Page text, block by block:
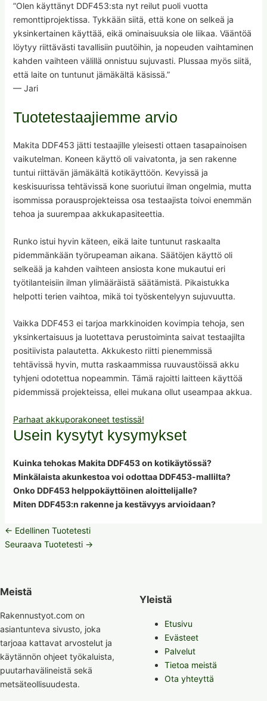
”Olen käyttänyt DDF453:sta nyt reilut puoli vuotta
remonttiprojektissa. Tykkään siitä, että kone on selkeä ja
yksinkertainen käyttää, eikä ominaisuuksia ole liikaa. Vääntöä
löytyy riittävästi tavallisiin puutöihin, ja nopeuden vaihtaminen
kahden vaihteen välillä onnistuu sujuvasti. Plussaa myös siitä,
että laite on tuntunut jämäkältä käsissä.”
— Jari
Tuotetestaajiemme arvio
Makita DDF453 jätti testaajille yleisesti ottaen tasapainoisen
vaikutelman. Koneen käyttö oli vaivatonta, ja sen rakenne
tuntui riittävän jämäkältä kotikäyttöön. Kevyissä ja
keskisuurissa tehtävissä kone suoriutui ilman ongelmia, mutta
isommissa porausprojekteissa osa testaajista toivoi enemmän
tehoa ja suurempaa akkukapasiteettia.
Runko istui hyvin käteen, eikä laite tuntunut raskaalta
pidemmänkään työrupeaman aikana. Säätöjen käyttö oli
selkeää ja kahden vaihteen ansiosta kone mukautui eri
työtilanteisiin ilman ylimääräistä säätämistä. Pikaistukka
helpotti terien vaihtoa, mikä toi työskentelyyn sujuvuutta.
Vaikka DDF453 ei tarjoa markkinoiden kovimpia tehoja, sen
yksinkertaisuus ja luotettava perustoiminta saivat testaajilta
positiivista palautetta. Akkukesto riitti pienemmissä
tehtävissä hyvin, mutta raskaammissa ruuvaustöissä akku
tyhjeni odotettua nopeammin. Tämä rajoitti laitteen käyttöä
pidemmissä projekteissa, ellei mukana ollut useampaa akkua.
Parhaat akkuporakoneet testissä!
Usein kysytyt kysymykset
Kuinka tehokas Makita DDF453 on kotikäytössä?
Minkälaista akunkestoa voi odottaa DDF453-mallilta?
Onko DDF453 helppokäyttöinen aloittelijalle?
Miten DDF453:n rakenne ja kestävyys arvioidaan?
← Edellinen Tuotetesti
Seuraava Tuotetesti →
Meistä
Rakennustyot.com on
asiantunteva sivusto, joka
tarjoaa kattavat arvostelut ja
käytännön ohjeet työkaluista,
puutarhavälineistä sekä
metsäteollisuudesta.
Yleistä
Etusivu
Evästeet
Palvelut
Tietoa meistä
Ota yhteyttä